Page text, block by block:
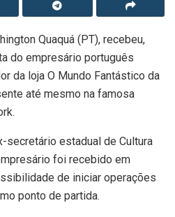
Quaquá (PT), recebeu,
do empresário português
da loja O Mundo Fantástico da
até mesmo na famosa
secretário estadual de Cultura
foi recebido em
de iniciar operações
ponto de partida.